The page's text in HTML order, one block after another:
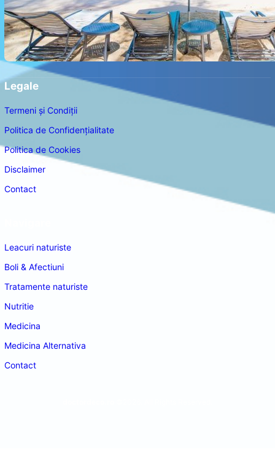
Legale
Termeni și Condiții
Politica de Confidențialitate
Politica de Cookies
Disclaimer
Contact
Leacuri naturiste
Boli & Afectiuni
Tratamente naturiste
Nutritie
Medicina
Medicina Alternativa
Contact